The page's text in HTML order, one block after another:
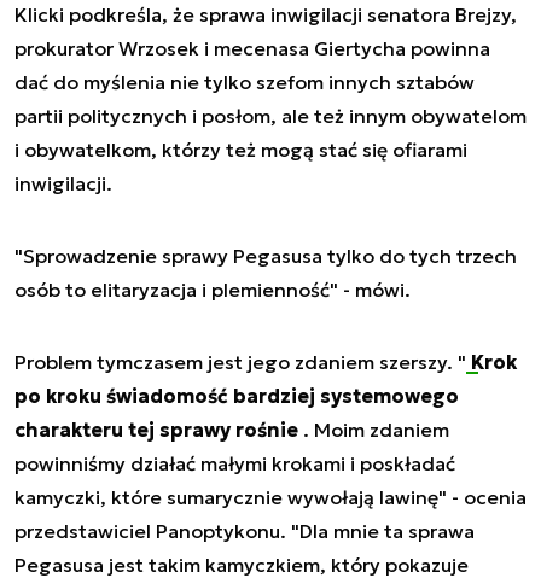
Klicki podkreśla, że sprawa inwigilacji senatora Brejzy,
prokurator Wrzosek i mecenasa Giertycha powinna
dać do myślenia nie tylko szefom innych sztabów
partii politycznych i posłom, ale też innym obywatelom
i obywatelkom, którzy też mogą stać się ofiarami
inwigilacji.
"Sprowadzenie sprawy Pegasusa tylko do tych trzech
osób to elitaryzacja i plemienność" - mówi.
Problem tymczasem jest jego zdaniem szerszy. " Krok
po kroku świadomość bardziej systemowego
charakteru tej sprawy rośnie . Moim zdaniem
powinniśmy działać małymi krokami i poskładać
kamyczki, które sumarycznie wywołają lawinę" - ocenia
przedstawiciel Panoptykonu. "Dla mnie ta sprawa
Pegasusa jest takim kamyczkiem, który pokazuje